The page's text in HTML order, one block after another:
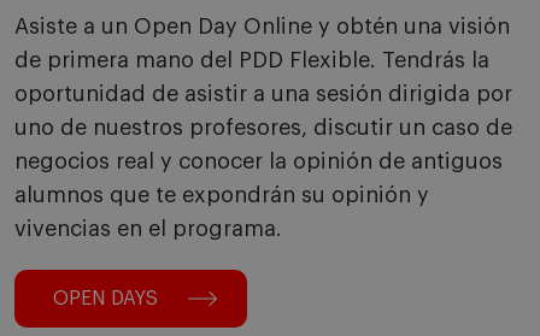
Asiste a un Open Day Online y obtén una visión
de primera mano del PDD Flexible. Tendrás la
oportunidad de asistir a una sesión dirigida por
uno de nuestros profesores, discutir un caso de
negocios real y conocer la opinión de antiguos
alumnos que te expondrán su opinión y
vivencias en el programa.
OPEN DAYS